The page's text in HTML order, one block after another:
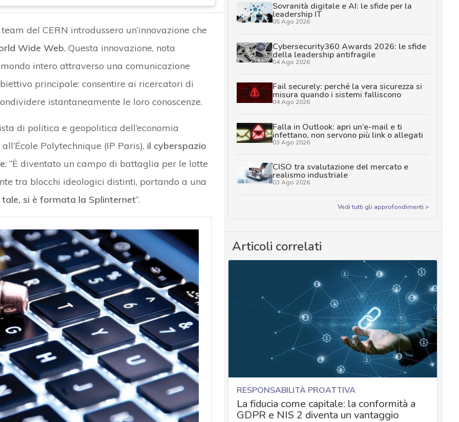
del CERN introdussero un’innovazione che
Wide Web. Questa innovazione, nota
intero attraverso una comunicazione
principale: consentire ai ricercatori di
istantaneamente le loro conoscenze.
di politica e geopolitica dell’economia
Polytechnique (IP Paris), il cyberspazio
: “È diventato un campo di battaglia per le lotte
tra blocchi ideologici distinti, portando a una
tale, si è formata la Splinternet“.
Sovranità digitale e AI: le sfide per la
leadership IT
05 Ago 2026
Cybersecurity360 Awards 2026: le sfide
della leadership antifragile
04 Ago 2026
Fail securely: perché la vera sicurezza si
misura quando i sistemi falliscono
04 Ago 2026
Falla in Outlook: apri un’e-mail e ti
infettano, non servono più link o allegati
03 Ago 2026
CISO tra svalutazione del mercato e
realismo industriale
03 Ago 2026
Vedi tutti gli approfondimenti >
Articoli correlati
RESPONSABILITÀ PROATTIVA
La fiducia come capitale: la conformità a
GDPR e NIS 2 diventa un vantaggio